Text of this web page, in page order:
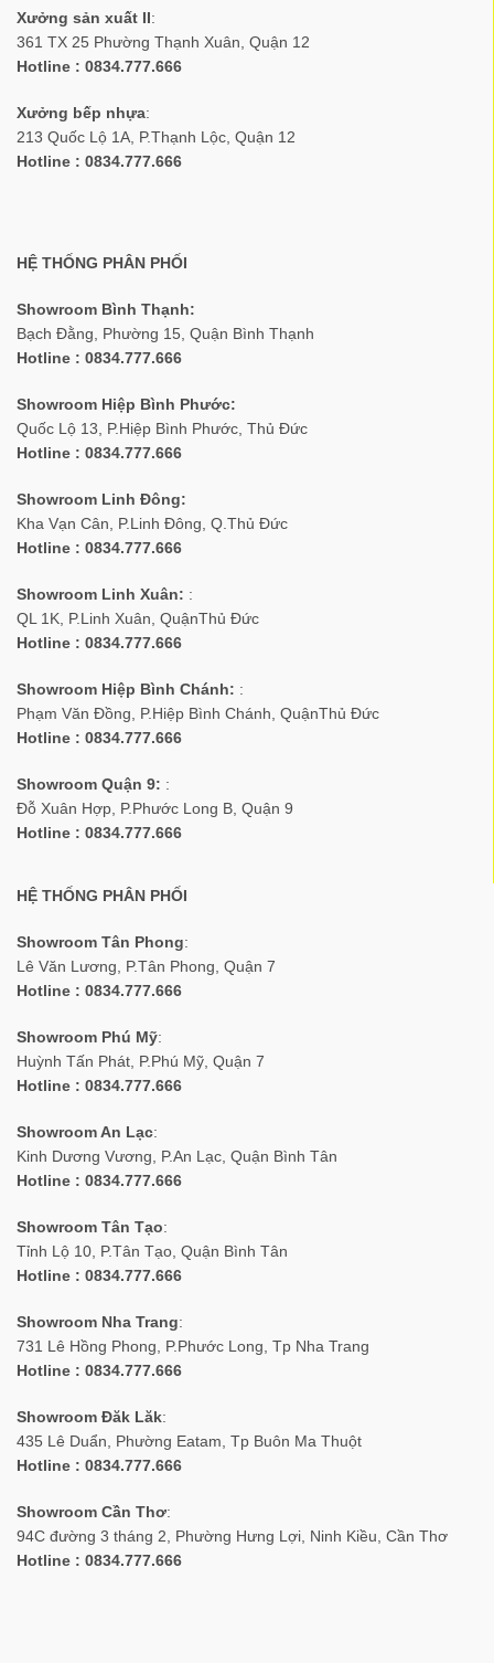
Xưởng sản xuất II:
361 TX 25 Phường Thạnh Xuân, Quận 12
Hotline : 0834.777.666
Xưởng bếp nhựa:
213 Quốc Lộ 1A, P.Thạnh Lộc, Quận 12
Hotline : 0834.777.666
HỆ THỐNG PHÂN PHỐI
Showroom Bình Thạnh:
Bạch Đằng, Phường 15, Quận Bình Thạnh
Hotline : 0834.777.666
Showroom Hiệp Bình Phước:
Quốc Lộ 13, P.Hiệp Bình Phước, Thủ Đức
Hotline : 0834.777.666
Showroom Linh Đông:
Kha Vạn Cân, P.Linh Đông, Q.Thủ Đức
Hotline : 0834.777.666
Showroom Linh Xuân: :
QL 1K, P.Linh Xuân, QuậnThủ Đức
Hotline : 0834.777.666
Showroom Hiệp Bình Chánh: :
Phạm Văn Đồng, P.Hiệp Bình Chánh, QuậnThủ Đức
Hotline : 0834.777.666
Showroom Quận 9: :
Đỗ Xuân Hợp, P.Phước Long B, Quận 9
Hotline : 0834.777.666
HỆ THỐNG PHÂN PHỐI
Showroom Tân Phong:
Lê Văn Lương, P.Tân Phong, Quận 7
Hotline : 0834.777.666
Showroom Phú Mỹ:
Huỳnh Tấn Phát, P.Phú Mỹ, Quận 7
Hotline : 0834.777.666
Showroom An Lạc:
Kinh Dương Vương, P.An Lạc, Quận Bình Tân
Hotline : 0834.777.666
Showroom Tân Tạo:
Tỉnh Lộ 10, P.Tân Tạo, Quận Bình Tân
Hotline : 0834.777.666
Showroom Nha Trang:
731 Lê Hồng Phong, P.Phước Long, Tp Nha Trang
Hotline : 0834.777.666
Showroom Đăk Lăk:
435 Lê Duẩn, Phường Eatam, Tp Buôn Ma Thuột
Hotline : 0834.777.666
Showroom Cần Thơ:
94C đường 3 tháng 2, Phường Hưng Lợi, Ninh Kiều, Cần Thơ
Hotline : 0834.777.666